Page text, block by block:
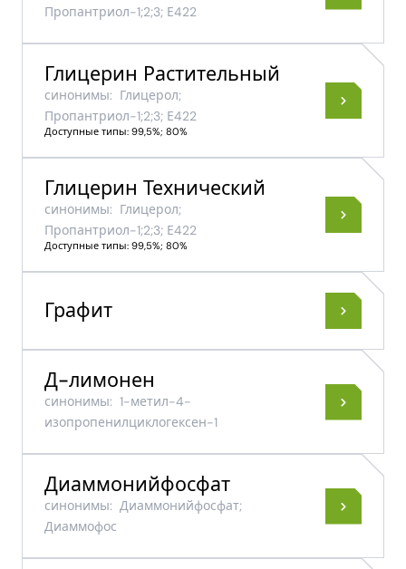
Пропантриол-1;2;3; Е422
Глицерин Растительный
синонимы: Глицерол;
Пропантриол-1;2;3; Е422
Доступные типы: 99,5%; 80%
Глицерин Технический
синонимы: Глицерол;
Пропантриол-1;2;3; Е422
Доступные типы: 99,5%; 80%
Графит
Д-лимонен
синонимы: 1-​метил-​4-​
изопропенилциклогексен-​1
Диаммонийфосфат
синонимы: Диаммонийфосфат;
Диаммофос